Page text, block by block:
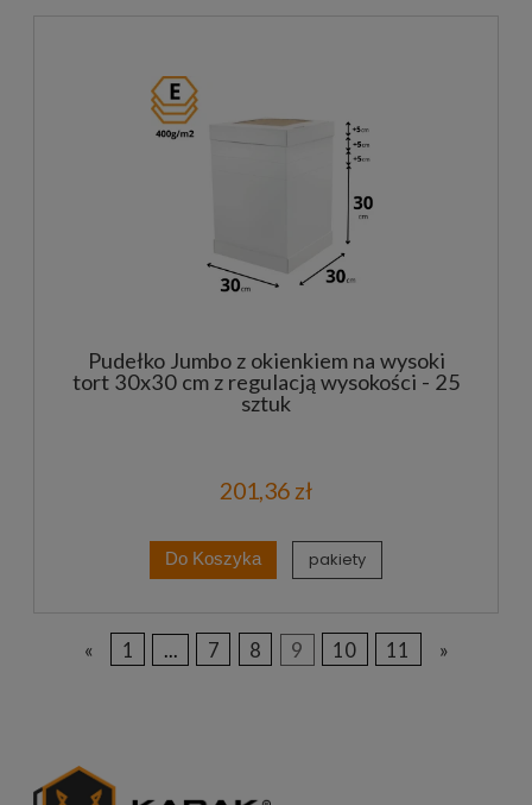
Pudełko Jumbo z okienkiem na wysoki
tort 30x30 cm z regulacją wysokości - 25
sztuk
201,36 zł
Do Koszyka pakiety
« 1 ... 7 8 9 10 11 »